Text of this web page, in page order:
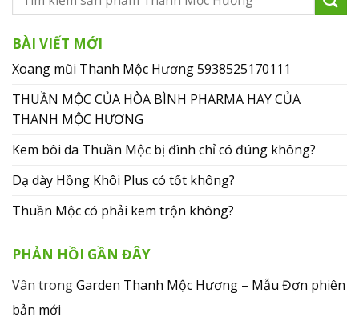
BÀI VIẾT MỚI
Xoang mũi Thanh Mộc Hương 5938525170111
THUẦN MỘC CỦA HÒA BÌNH PHARMA HAY CỦA
THANH MỘC HƯƠNG
Kem bôi da Thuần Mộc bị đình chỉ có đúng không?
Dạ dày Hồng Khôi Plus có tốt không?
Thuần Mộc có phải kem trộn không?
PHẢN HỒI GẦN ĐÂY
Vân trongGarden Thanh Mộc Hương – Mẫu Đơn phiên
bản mới